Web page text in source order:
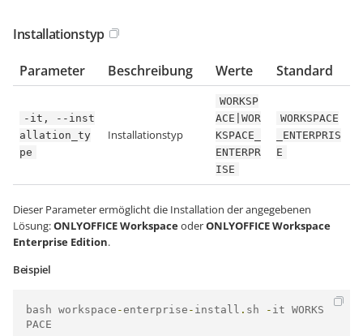
Installationstyp
Parameter Beschreibung Werte Standard
-it, --inst
allation_ty
pe
Installationstyp
WORKSP
ACE|WOR
KSPACE_
ENTERPR
ISE
WORKSPACE
_ENTERPRIS
E
Dieser Parameter ermöglicht die Installation der angegebenen
Lösung:ONLYOFFICE WorkspaceoderONLYOFFICE Workspace
Enterprise Edition.
Beispiel
bash workspace -enterprise - install . sh - it WORKS
PACE